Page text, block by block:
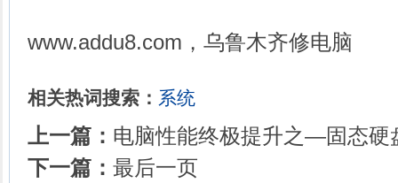
www.addu8.com ，乌鲁木齐修电脑
相关热词搜索： 系统
上一篇： 电脑性能终极提升之—固态硬
下一篇： 最后一页